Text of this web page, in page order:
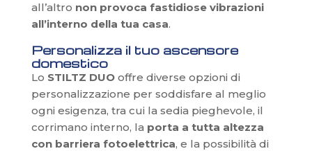
all’altro non provoca fastidiose vibrazioni
all’interno della tua casa.
Personalizza il tuo ascensore
domestico
Lo STILTZ DUOoffre diverse opzioni di
personalizzazione per soddisfare al meglio
ogni esigenza, tra cui la sedia pieghevole, il
corrimano interno, la porta a tutta altezza
con barriera fotoelettrica, e la possibilità di